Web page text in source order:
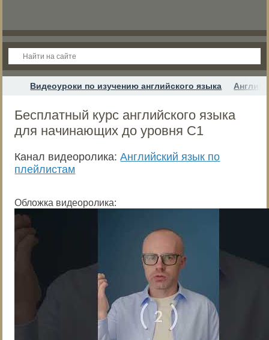
Видеоуроки по изучению английского языка
Бесплатный курс английского языка
для начинающих до уровня С1
Канал видеоролика:Английский язык по
плейлистам
Обложка видеоролика: